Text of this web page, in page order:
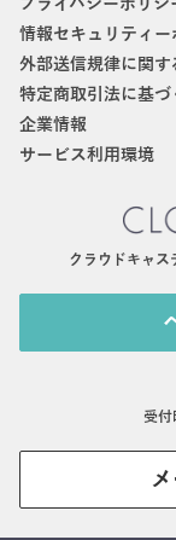
プライバシーポリシ
情報セキュリティー
外部送信規律に関す
特定商取引法に基づ
企業情報
サービス利用環境
クラウドキャ
受付